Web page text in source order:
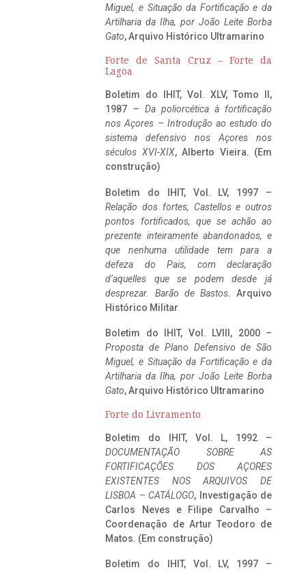
Miguel, e Situação da Fortificação e da
Artilharia da Ilha, por João Leite Borba
Gato, Arquivo Histórico Ultramarino
Forte de Santa Cruz – Forte da
Lagoa
Boletim do IHIT, Vol. XLV, Tomo II,
1987 – Da poliorcética à fortificação
nos Açores – Introdução ao estudo do
sistema defensivo nos Açores nos
séculos XVI-XIX, Alberto Vieira. (Em
construção)
Boletim do IHIT, Vol. LV, 1997 –
Relação dos fortes, Castellos e outros
pontos fortificados, que se achão ao
prezente inteiramente abandonados, e
que nenhuma utilidade tem para a
defeza do Pais, com declaração
d’aquelles que se podem desde já
desprezar. Barão de Bastos. Arquivo
Histórico Militar
Boletim do IHIT, Vol. LVIII, 2000 –
Proposta de Plano Defensivo de São
Miguel, e Situação da Fortificação e da
Artilharia da Ilha, por João Leite Borba
Gato, Arquivo Histórico Ultramarino
Forte do Livramento
Boletim do IHIT, Vol. L, 1992 –
DOCUMENTAÇÃO SOBRE AS
FORTIFICAÇÕES DOS AÇORES
EXISTENTES NOS ARQUIVOS DE
LISBOA – CATÁLOGO, Investigação de
Carlos Neves e Filipe Carvalho –
Coordenação de Artur Teodoro de
Matos. (Em construção)
Boletim do IHIT, Vol. LV, 1997 –